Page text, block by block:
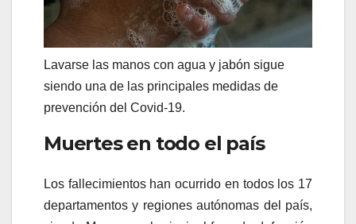
Lavarse las manos con agua y jabón sigue
siendo una de las principales medidas de
prevención del Covid-19.
Muertes en todo el país
Los fallecimientos han ocurrido en todos los 17
departamentos y regiones autónomas del país,